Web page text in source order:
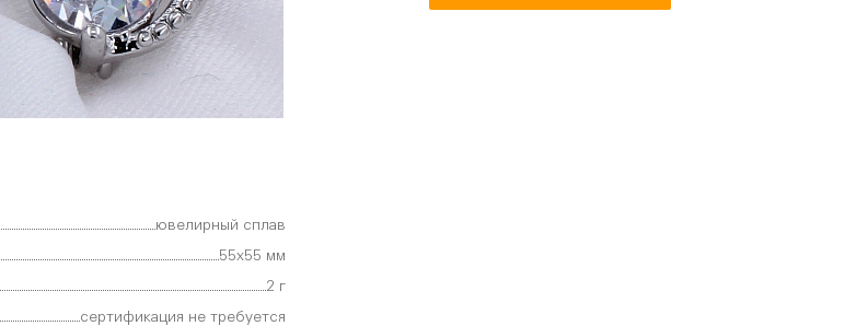
ювелирный сплав
55х55 мм
2 г
сертификация не требуется